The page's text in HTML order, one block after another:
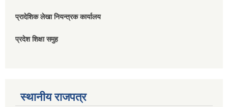
प्रादेशिक लेखा नियन्त्रक कार्यालय
प्रदेश शिक्षा समुह
स्थानीय राजपत्र